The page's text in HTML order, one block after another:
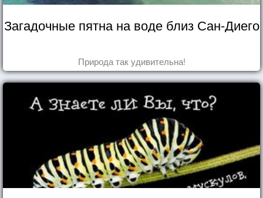
Загадочные пятна на воде близ Сан-Диего
Природа так удивительна!